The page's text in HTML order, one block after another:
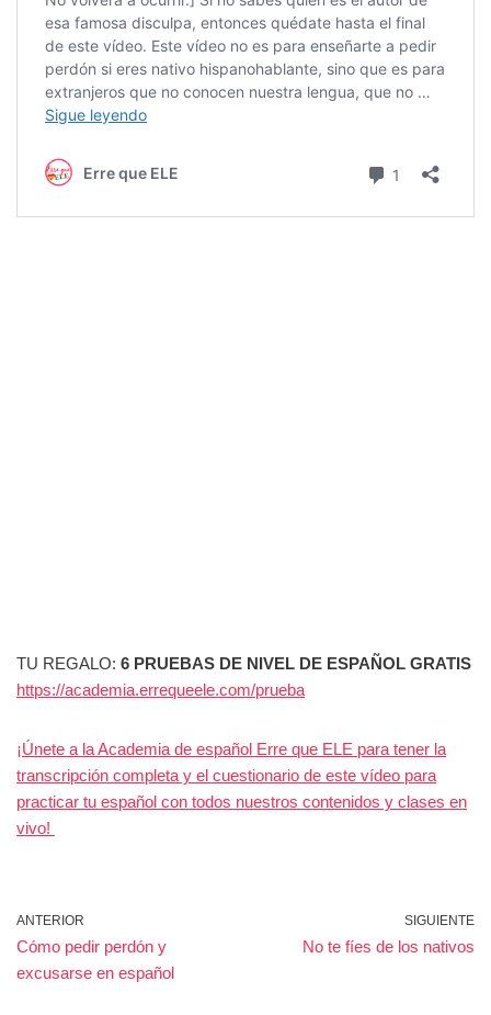
TU REGALO: 6 PRUEBAS DE NIVEL DE ESPAÑOL GRATIS
https://academia.errequeele.com/prueba
¡Únete a la Academia de español Erre que ELE para tener la
transcripción completa y el cuestionario de este vídeo para
practicar tu español con todos nuestros contenidos y clases en
vivo!
ANTERIOR
Cómo pedir perdón y
excusarse en español
SIGUIENTE
No te fíes de los nativos